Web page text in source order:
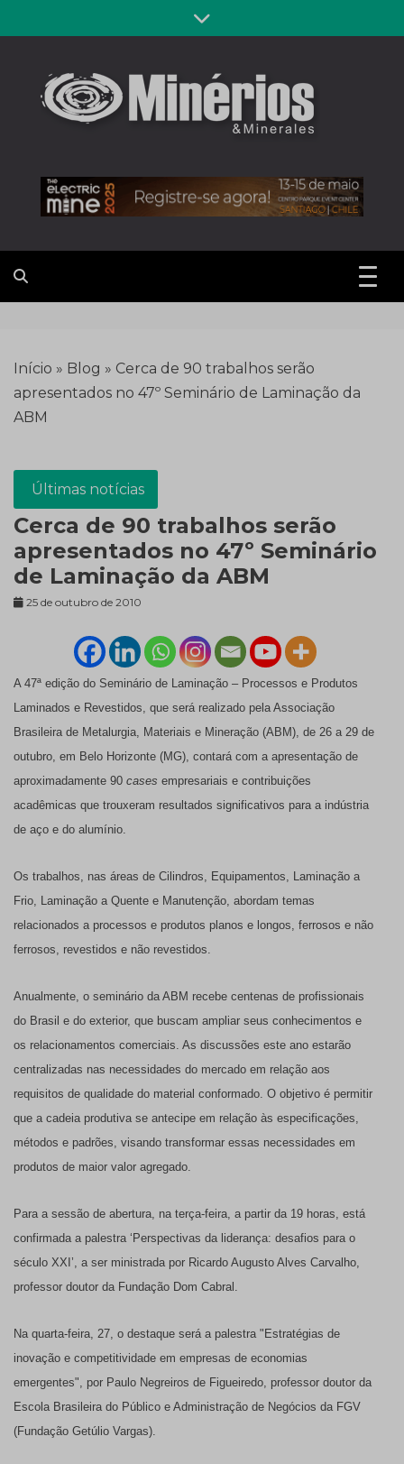
to
Revista
Minérios &
Minerales
Início » Blog » Cerca de 90 trabalhos serão
apresentados no 47º Seminário de Laminação da
ABM
Últimas notícias
Cerca de 90 trabalhos serão
apresentados no 47º Seminário
de Laminação da ABM
25 de outubro de 2010
A 47ª edição do Seminário de Laminação – Processos e Produtos
Laminados e Revestidos, que será realizado pela Associação
Brasileira de Metalurgia, Materiais e Mineração (ABM), de 26 a 29 de
outubro, em Belo Horizonte (MG), contará com a apresentação de
aproximadamente 90 cases empresariais e contribuições
acadêmicas que trouxeram resultados significativos para a indústria
de aço e do alumínio.
Os trabalhos, nas áreas de Cilindros, Equipamentos, Laminação a
Frio, Laminação a Quente e Manutenção, abordam temas
relacionados a processos e produtos planos e longos, ferrosos e não
ferrosos, revestidos e não revestidos.
Anualmente, o seminário da ABM recebe centenas de profissionais
do Brasil e do exterior, que buscam ampliar seus conhecimentos e
os relacionamentos comerciais. As discussões este ano estarão
centralizadas nas necessidades do mercado em relação aos
requisitos de qualidade do material conformado. O objetivo é permitir
que a cadeia produtiva se antecipe em relação às especificações,
métodos e padrões, visando transformar essas necessidades em
produtos de maior valor agregado.
Para a sessão de abertura, na terça-feira, a partir da 19 horas, está
confirmada a palestra ‘Perspectivas da liderança: desafios para o
século XXI’, a ser ministrada por Ricardo Augusto Alves Carvalho,
professor doutor da Fundação Dom Cabral.
Na quarta-feira, 27, o destaque será a palestra "Estratégias de
inovação e competitividade em empresas de economias
emergentes", por Paulo Negreiros de Figueiredo, professor doutor da
Escola Brasileira do Público e Administração de Negócios da FGV
(Fundação Getúlio Vargas).